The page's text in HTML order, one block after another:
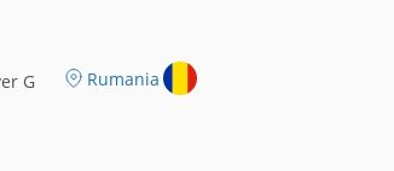
G Rumania